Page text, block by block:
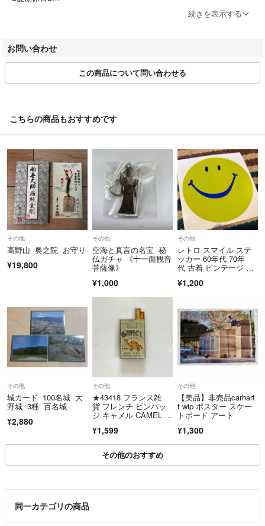
■商品について■
・商品はすべて中古品です。「未開封」「未使用品」などの記載がある
たします。
・完璧品をお求めの方はご入札をお控えください。弊社の商品は中古品
です。美品の商品でも多少のスレや汚れが見られる場合もございます。
完璧品をお求めの方はご購入をお控えください。
・セット商品のバラ売りは行っておりません。複数点セットの商品は梱
包済みの状態で保管しているため、バラ売りのご対応はできかねます。
・商品は写真のものがすべてです。写真に写っていないもの（付属品な
ど）は欠品しているものとお考え下さい。
・ディスク・テープ類の再生確認は行っておりません。目視での状態確
認のみです。再生確認は行っておりません。ご理解の上でご購入をお願
いいたします。
・動作確認は行っておりません。音響機器などの動作確認は行っており
ません。※説明文に確認済みと記載のないものは未確認です。
【発送後のゆうパケットのお届け先住所変更について】
ゆうパケットで発送した商品は、発送後のお届け先住所変更に料金が発
生いたします。あらかじめご了承くださいませ。
こちらのアカウントはラクマ公式パートナーの株式会社リアロによって
運営されています。
https://fril.jp/ts/official/law/a164/
▼返品特約
https://fril.jp/ts/official/law/a164/#return_policy
続きを表示する
お問い合わせ
この商品について問い合わせる
こちらの商品もおすすめです
その他
高野山 奥之院 お守り
¥19,800
その他
空海と真言の名宝 秘
仏ガチャ 《十一面観音
菩薩像》
¥1,000
その他
レトロ スマイル ステ
ッカー 60年代 70年
代 古着 ビンテージ ハ
ジ USA チョッパー バ
¥1,200
その他
城カード 100名城 大
野城 3種 百名城
¥2,880
その他
★43418 フランス雑
貨 フレンチ ピンバッ
ジ キャメル CAMEL タ
¥1,599
その他
【美品】非売品carhart
t wip ポスター スケー
トボード アート
¥1,300
その他のおすすめ
同一カテゴリの商品